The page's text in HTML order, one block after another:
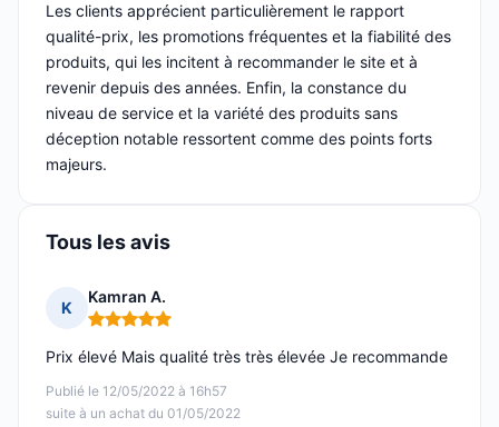
Les clients apprécient particulièrement le rapport
qualité-prix, les promotions fréquentes et la fiabilité des
produits, qui les incitent à recommander le site et à
revenir depuis des années. Enfin, la constance du
niveau de service et la variété des produits sans
déception notable ressortent comme des points forts
majeurs.
Tous les avis
K
Kamran A.
Note : 5 sur 5
Publié le 12/05/2022 à 16h57
suite à un achat du 01/05/2022
Prix élevé Mais qualité très très élevée Je recommande